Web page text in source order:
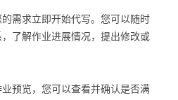
需求立即开始代写。您可以随时
了解作业进展情况，提出修改或
预览，您可以查看并确认是否满